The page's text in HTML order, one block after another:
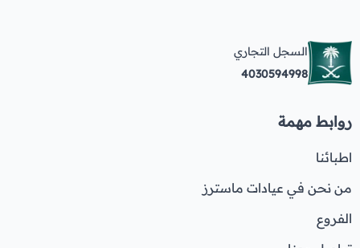
السجل التجاري
4030594998
روابط مهمة
اطبائنا
من نحن في عيادات ماسترز
الفروع